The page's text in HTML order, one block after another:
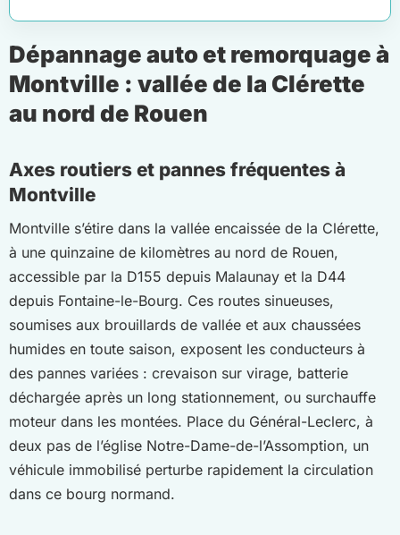
Dépannage auto et remorquage à
Montville : vallée de la Clérette
au nord de Rouen
Axes routiers et pannes fréquentes à
Montville
Montville s’étire dans la vallée encaissée de la Clérette,
à une quinzaine de kilomètres au nord de Rouen,
accessible par la D155 depuis Malaunay et la D44
depuis Fontaine-le-Bourg. Ces routes sinueuses,
soumises aux brouillards de vallée et aux chaussées
humides en toute saison, exposent les conducteurs à
des pannes variées : crevaison sur virage, batterie
déchargée après un long stationnement, ou surchauffe
moteur dans les montées. Place du Général-Leclerc, à
deux pas de l’église Notre-Dame-de-l’Assomption, un
véhicule immobilisé perturbe rapidement la circulation
dans ce bourg normand.